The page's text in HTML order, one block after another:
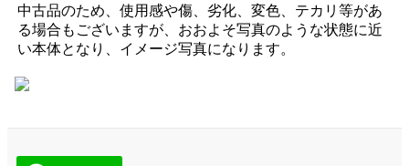
中古品のため、使用感や傷、劣化、変色、テカリ等があ
る場合もございますが、おおよそ写真のような状態に近
い本体となり、イメージ写真になります。